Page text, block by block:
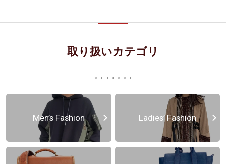
取り扱いカテゴリ
Men’s Fashion Ladies’ Fashion